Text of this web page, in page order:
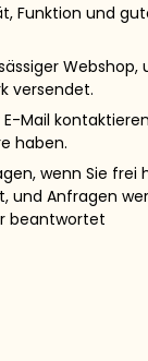
Funktion und
Webshop,
versendet.
Mail
haben.
wenn Sie frei
und Anfragen
beantwortet